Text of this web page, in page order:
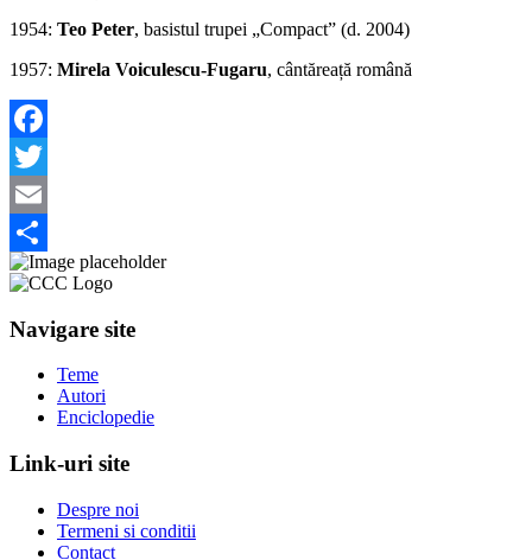
1954: Teo Peter, basistul trupei „Compact” (d. 2004)
1957: Mirela Voiculescu-Fugaru, cântăreață română
Facebook
Twitter
Email
Share
Navigare site
Teme
Autori
Enciclopedie
Link-uri site
Despre noi
Termeni si conditii
Contact